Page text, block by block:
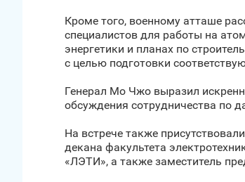
Кроме того, военному атташе
специалистов для работы на
энергетики и планах по
с целью подготовки
Генерал Мо Чжо выразил
обсуждения сотрудничества по
На встрече также
декана факультета
«ЛЭТИ», а также заместитель